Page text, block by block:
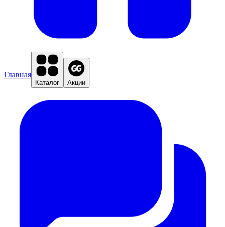
Главная
Каталог Акции